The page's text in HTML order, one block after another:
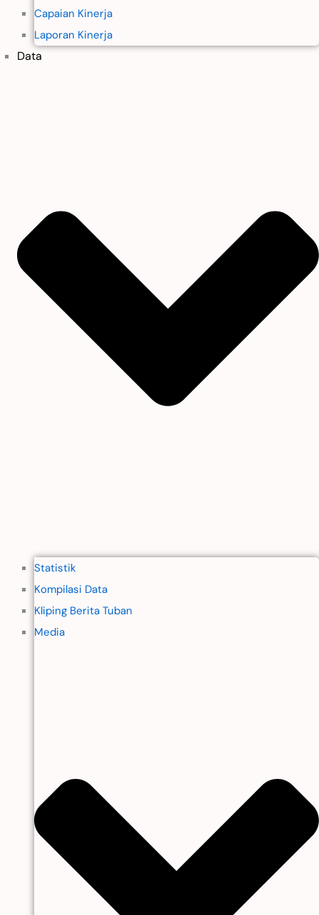
Capaian Kinerja
Laporan Kinerja
Data
Statistik
Kompilasi Data
Kliping Berita Tuban
Media